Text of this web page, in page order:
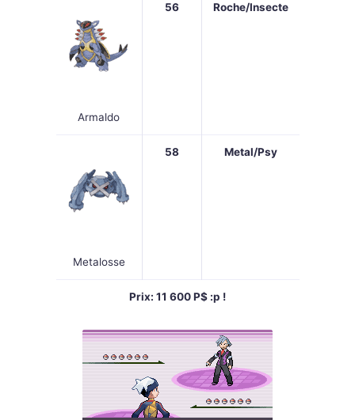
Armaldo
56 Roche/Insecte
Metalosse
58 Metal/Psy
Prix: 11 600 P$ :p !